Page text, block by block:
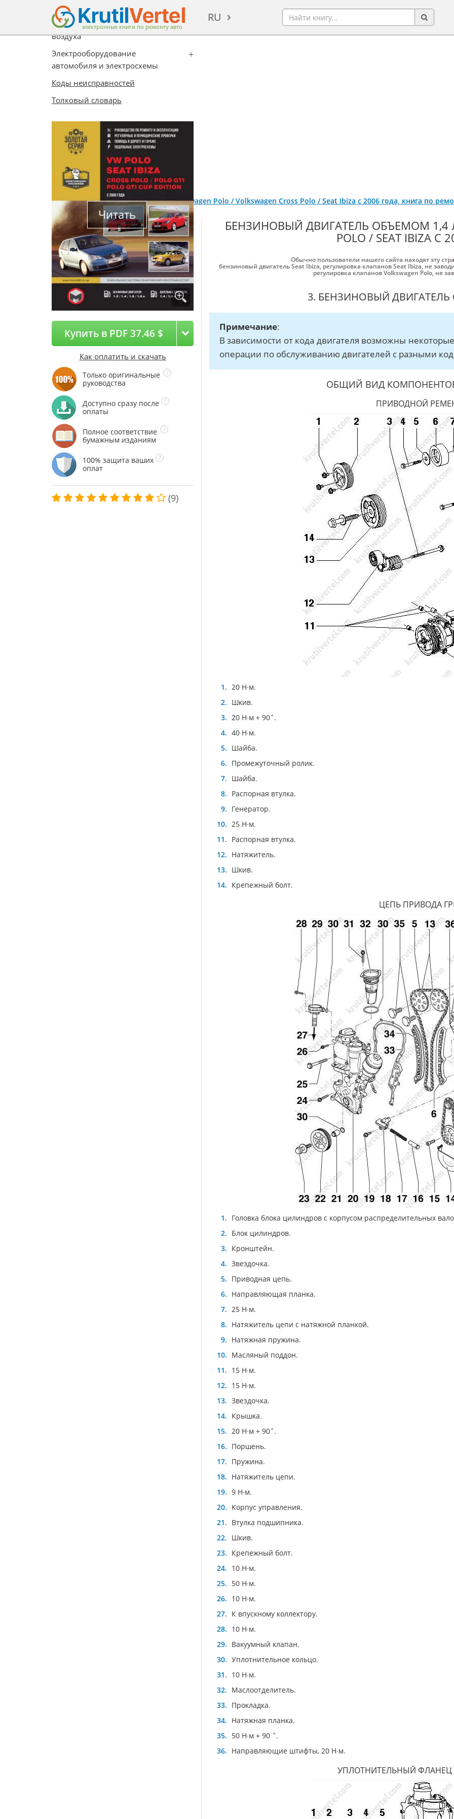
электронные книги по ремонту авто
RU
Главная/Каталог/Volkswagen/Volkswagen Polo / Volkswagen Cross Polo / Seat Ibiza с 2006 года, книга по
Пассивная безопасность
Система кондиционирования
воздуха
Электрооборудование
автомобиля и электросхемы
Коды неисправностей
Толковый словарь
Читать
Купить в PDF 37.46 $
Как оплатить и скачать
Только оригинальные
руководства
Доступно сразу после
оплаты
Полное соответствие
бумажным изданиям
100% защита ваших
оплат
(9)
БЕНЗИНОВЫЙ ДВИГАТЕЛЬ ОБЪЕМОМ 1,4 Л
POLO / SEAT IBIZA С
Обычно пользователи нашего сайта находят эту
бензиновый двигатель Seat Ibiza, регулировка клапанов Seat Ibiza, не
регулировка клапанов Volkswagen Polo, не
3. БЕНЗИНОВЫЙ
Примечание:
В зависимости от кода двигателя возможны
операции по обслуживанию двигателей с разными
ОБЩИЙ ВИД
ПРИВОДНОЙ
20 Н∙м.
Шкив.
20 Н∙м + 90˚.
40 Н∙м.
Шайба.
Промежуточный ролик.
Шайба.
Распорная втулка.
Генератор.
25 Н∙м.
Распорная втулка.
Натяжитель.
Шкив.
Крепежный болт.
ЦЕПЬ ПРИВОДА
Головка блока цилиндров с корпусом распределительных
Блок цилиндров.
Кронштейн.
Звездочка.
Приводная цепь.
Направляющая планка.
25 Н∙м.
Натяжитель цепи с натяжной планкой.
Натяжная пружина.
Масляный поддон.
15 Н∙м.
15 Н∙м.
Звездочка.
Крышка.
20 Н∙м + 90˚.
Поршень.
Пружина.
Натяжитель цепи.
9 Н∙м.
Корпус управления.
Втулка подшипника.
Шкив.
Крепежный болт.
10 Н∙м.
50 Н∙м.
10 Н∙м.
К впускному коллектору.
10 Н∙м.
Вакуумный клапан.
Уплотнительное кольцо.
10 Н∙м.
Маслоотделитель.
Прокладка.
Натяжная планка.
50 Н∙м + 90 ˚.
Направляющие штифты, 20 Н∙м.
УПЛОТНИТЕЛЬНЫЙ